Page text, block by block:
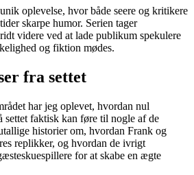
oplevelse, hvor både seere og kritikere
skarpe humor. Serien tager
videre ved at lade publikum spekulere
og fiktion mødes.
fra settet
har jeg oplevet, hvordan nul
settet faktisk kan føre til nogle af de
historier om, hvordan Frank og
replikker, og hvordan de ivrigt
for at skabe en ægte